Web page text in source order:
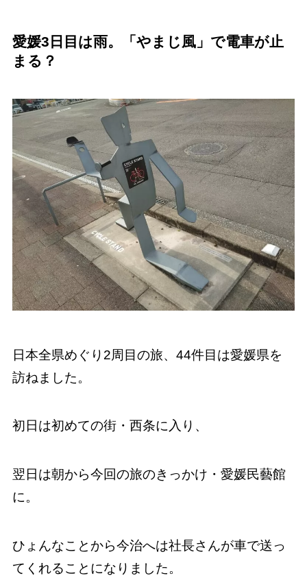
愛媛3日目は雨。「やまじ風」で電車が止
まる？
日本全県めぐり2周目の旅、44件目は愛媛県を
訪ねました。
初日は初めての街・西条に入り、
翌日は朝から今回の旅のきっかけ・愛媛民藝館
に。
ひょんなことから今治へは社長さんが車で送っ
てくれることになりました。